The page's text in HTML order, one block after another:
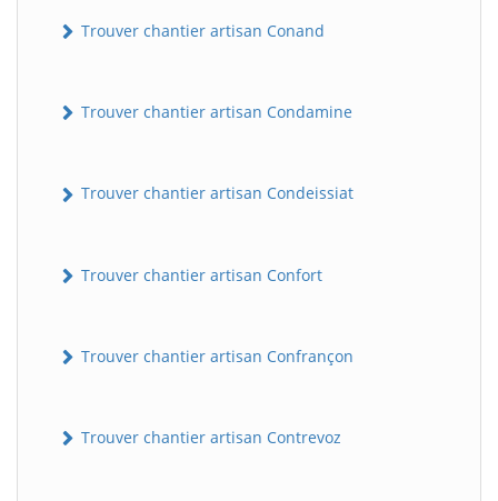
Trouver chantier artisan Conand
Trouver chantier artisan Condamine
Trouver chantier artisan Condeissiat
Trouver chantier artisan Confort
Trouver chantier artisan Confrançon
Trouver chantier artisan Contrevoz
B BatiWebPro